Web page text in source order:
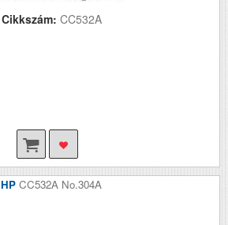
Cikkszám: CC532A
HP CC532A No.304A